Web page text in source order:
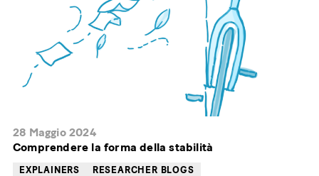
28 Maggio 2024
Comprendere la forma della stabilità
EXPLAINERS RESEARCHER BLOGS